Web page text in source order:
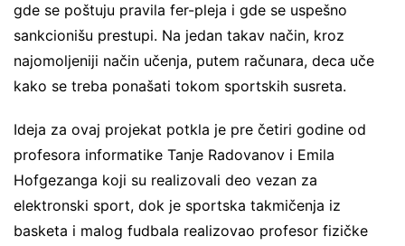
gde se poštuju pravila fer-pleja i gde se uspešno
sankcionišu prestupi. Na jedan takav način, kroz
najomoljeniji način učenja, putem računara, deca uče
kako se treba ponašati tokom sportskih susreta.
Ideja za ovaj projekat potkla je pre četiri godine od
profesora informatike Tanje Radovanov i Emila
Hofgezanga koji su realizovali deo vezan za
elektronski sport, dok je sportska takmičenja iz
basketa i malog fudbala realizovao profesor fizičke